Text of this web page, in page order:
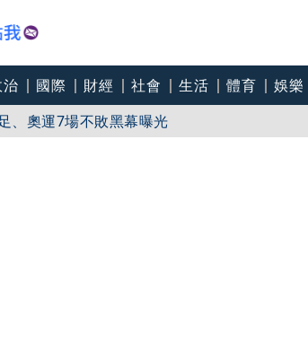
國際 財經 社會 生活 體育 娛樂
奧運7場不敗黑幕曝光
羅山海珍饈 鮑魚、滴雞精、台灣香菇超澎湃